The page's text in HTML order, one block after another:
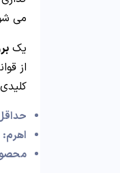
می
یک
از
اهرم: